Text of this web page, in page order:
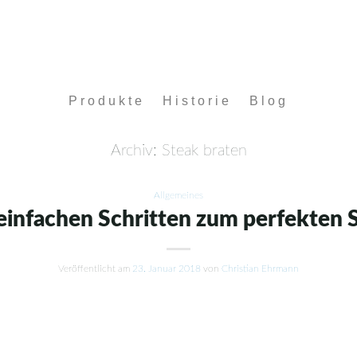
Produkte Historie Blog
Archiv: Steak braten
Allgemeines
Schritten zum perfekten
Veröffentlicht am 23. Januar 2018 von Christian Ehrmann